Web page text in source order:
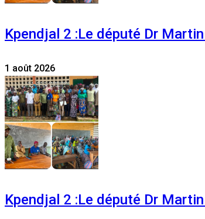
Kpendjal 2 :Le député Dr
1 août 2026
Kpendjal 2 :Le député Dr